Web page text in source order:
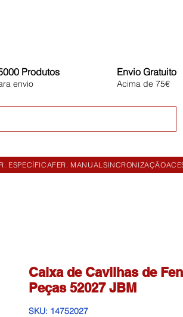
Produtos
envio
Envio Gratuito
Acima de 75€
ESPECÍFICAFER. MANUAL SINCRONIZAÇÃO
Caixa de Cavilhas de
Peças 52027 JBM
SKU: 14752027